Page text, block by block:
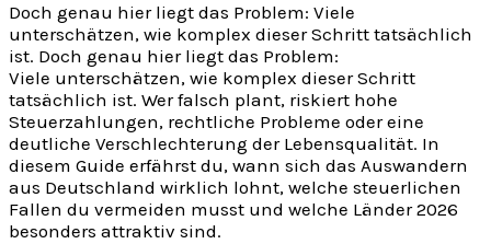
Doch genau hier liegt das Problem: Viele
unterschätzen, wie komplex dieser Schritt tatsächlich
ist. Doch genau hier liegt das Problem:
Viele unterschätzen, wie komplex dieser Schritt
tatsächlich ist. Wer falsch plant, riskiert hohe
Steuerzahlungen, rechtliche Probleme oder eine
deutliche Verschlechterung der Lebensqualität. In
diesem Guide erfährst du, wann sich das Auswandern
aus Deutschland wirklich lohnt, welche steuerlichen
Fallen du vermeiden musst und welche Länder 2026
besonders attraktiv sind.